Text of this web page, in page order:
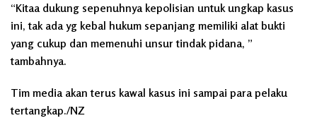
“Kitaa dukung sepenuhnya kepolisian untuk ungkap kasus
ini, tak ada yg kebal hukum sepanjang memiliki alat bukti
yang cukup dan memenuhi unsur tindak pidana, ”
tambahnya.
Tim media akan terus kawal kasus ini sampai para pelaku
tertangkap./NZ